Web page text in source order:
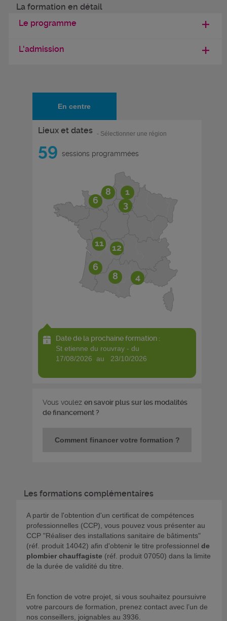
La formation en détail
Le programme
L'admission
En centre
Lieux et dates - Sélectionner une région
59 sessions programmées
6
6
8
3
4
12
8
1
11
Date de la prochaine formation :
st etienne du rouvray - du
17/08/2026 au 23/10/2026
Vous voulez en savoir plus sur les modalités
de financement ?
Comment financer votre formation ?
Les formations complémentaires
A partir de l'obtention d'un certificat de compétences
professionnelles (CCP), vous pouvez vous présenter au
CCP "Réaliser des installations sanitaire de bâtiments"
(réf. produit 14042) afin d'obtenir le titre professionnel de
plombier chauffagiste (réf. produit 07050) dans la limite
de la durée de validité du titre.
En fonction de votre projet, si vous souhaitez poursuivre
votre parcours de formation, prenez contact avec l’un de
nos conseillers, joignables au 3936.